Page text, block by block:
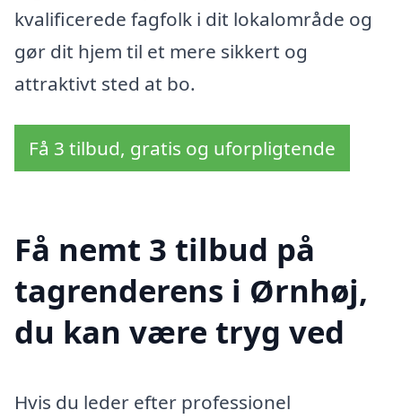
kvalificerede fagfolk i dit lokalområde og
gør dit hjem til et mere sikkert og
attraktivt sted at bo.
Få 3 tilbud, gratis og uforpligtende
Få nemt 3 tilbud på
tagrenderens i Ørnhøj,
du kan være tryg ved
Hvis du leder efter professionel